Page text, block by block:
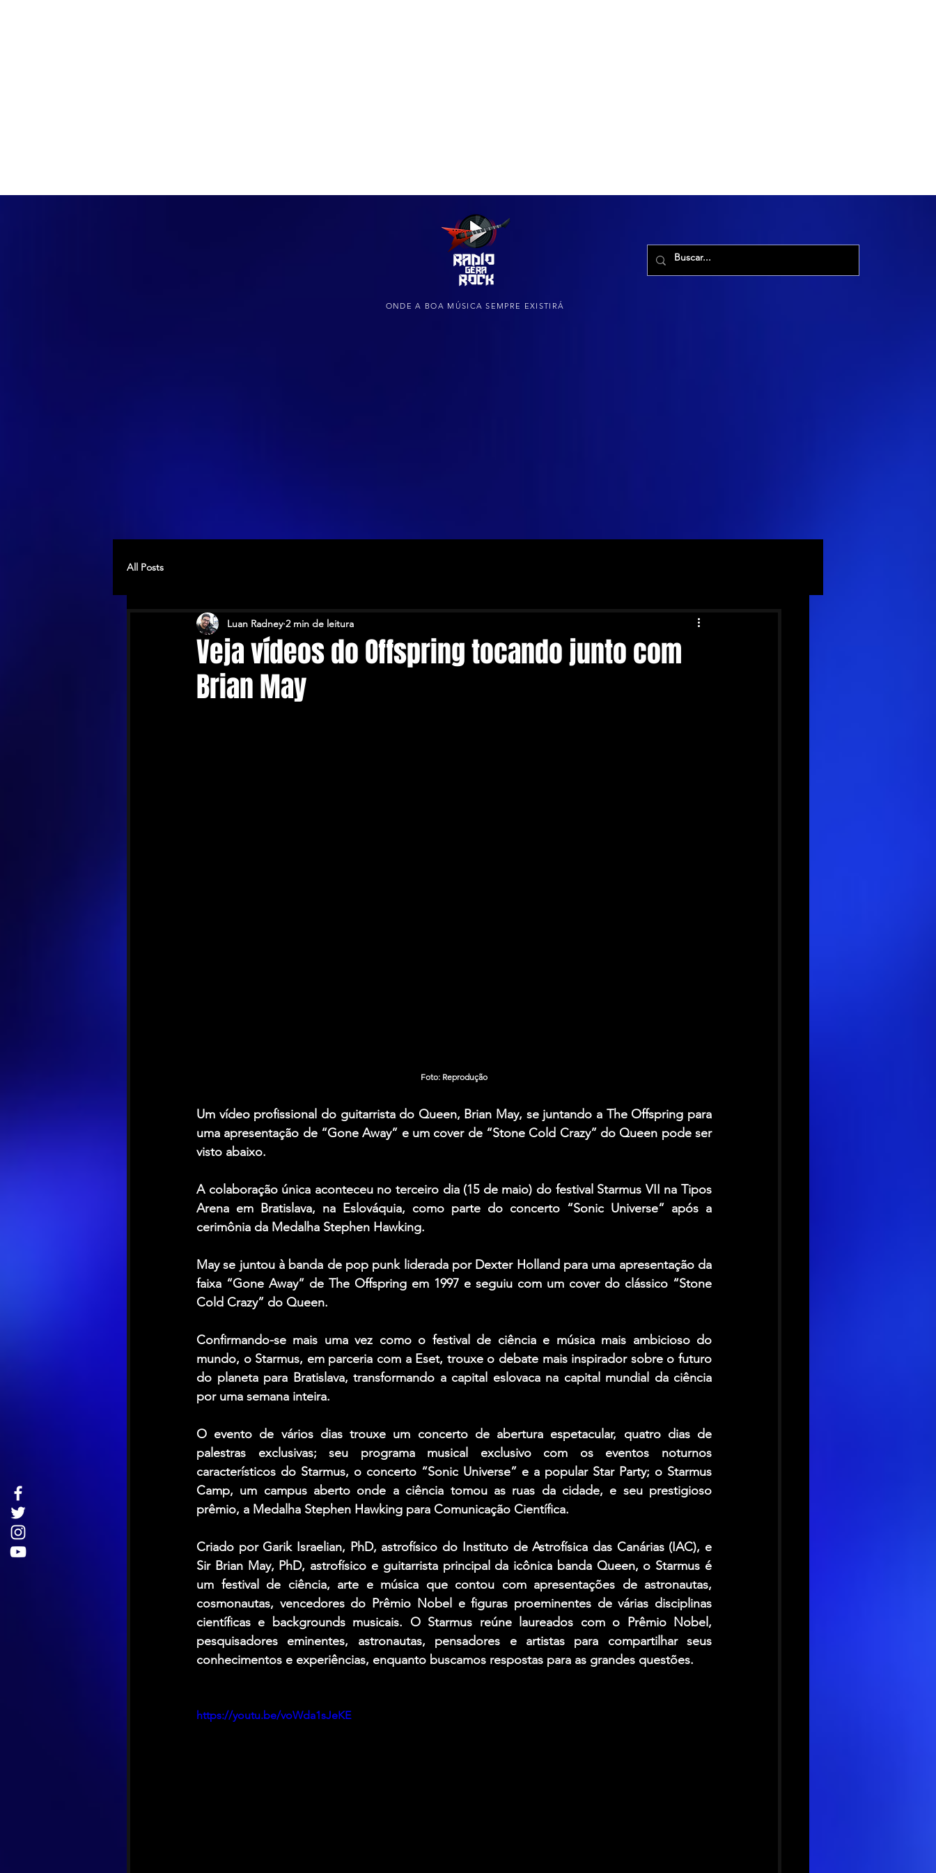
ONDE A BOA MÚSICA SEMPRE EXISTIRÁ
All Posts
Veja vídeos do Offspring tocando junto com
Brian May
Luan Radney 2 min de leitura
Foto: Reprodução
Um vídeo profissional do guitarrista do Queen, Brian May, se juntando a The Offspring para
uma apresentação de “Gone Away” e um cover de “Stone Cold Crazy” do Queen pode ser
visto abaixo.
A colaboração única aconteceu no terceiro dia (15 de maio) do festival Starmus VII na Tipos
Arena em Bratislava, na Eslováquia, como parte do concerto “Sonic Universe” após a
cerimônia da Medalha Stephen Hawking.
May se juntou à banda de pop punk liderada por Dexter Holland para uma apresentação da
faixa “Gone Away” de The Offspring em 1997 e seguiu com um cover do clássico “Stone
Cold Crazy” do Queen.
Confirmando-se mais uma vez como o festival de ciência e música mais ambicioso do
mundo, o Starmus, em parceria com a Eset, trouxe o debate mais inspirador sobre o futuro
do planeta para Bratislava, transformando a capital eslovaca na capital mundial da ciência
por uma semana inteira.
O evento de vários dias trouxe um concerto de abertura espetacular, quatro dias de
palestras exclusivas; seu programa musical exclusivo com os eventos noturnos
característicos do Starmus, o concerto “Sonic Universe” e a popular Star Party; o Starmus
Camp, um campus aberto onde a ciência tomou as ruas da cidade, e seu prestigioso
prêmio, a Medalha Stephen Hawking para Comunicação Científica.
Criado por Garik Israelian, PhD, astrofísico do Instituto de Astrofísica das Canárias (IAC), e
Sir Brian May, PhD, astrofísico e guitarrista principal da icônica banda Queen, o Starmus é
um festival de ciência, arte e música que contou com apresentações de astronautas,
cosmonautas, vencedores do Prêmio Nobel e figuras proeminentes de várias disciplinas
científicas e backgrounds musicais. O Starmus reúne laureados com o Prêmio Nobel,
pesquisadores eminentes, astronautas, pensadores e artistas para compartilhar seus
conhecimentos e experiências, enquanto buscamos respostas para as grandes questões.
https://youtu.be/voWda1sJeKE